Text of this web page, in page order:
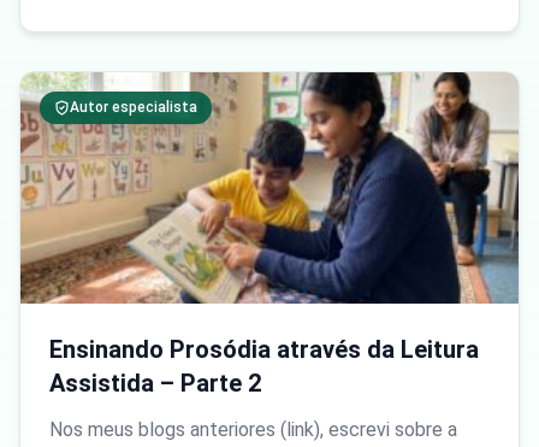
Autor especialista
Ensinando Prosódia através da Leitura
Assistida – Parte 2
Nos meus blogs anteriores (link), escrevi sobre a